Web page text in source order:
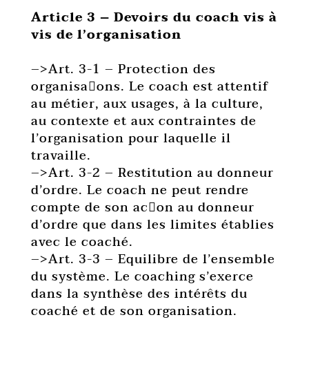
Article 3 – Devoirs du coach vis à
vis de l’organisation
–>Art. 3-1 – Protection des
organisa􏰀ons. Le coach est attentif
au métier, aux usages, à la culture,
au contexte et aux contraintes de
l’organisation pour laquelle il
travaille.
–>Art. 3-2 – Restitution au donneur
d’ordre. Le coach ne peut rendre
compte de son ac􏰀on au donneur
d’ordre que dans les limites établies
avec le coaché.
–>Art. 3-3 – Equilibre de l’ensemble
du système. Le coaching s’exerce
dans la synthèse des intérêts du
coaché et de son organisation.